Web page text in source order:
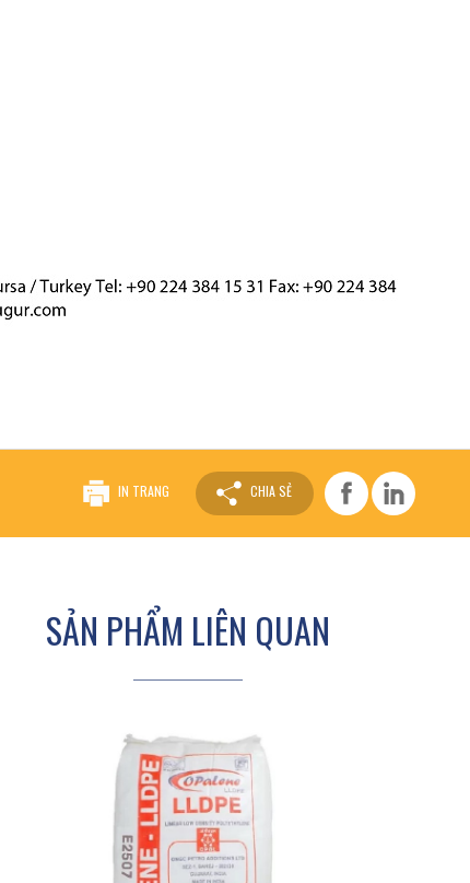
IN TRANG CHIA SẺ
SẢN PHẨM LIÊN QUAN